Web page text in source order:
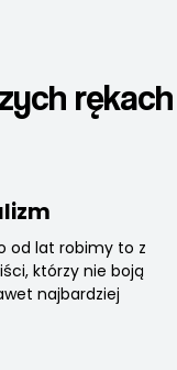
rękach
od lat robimy to z
którzy nie boją
najbardziej